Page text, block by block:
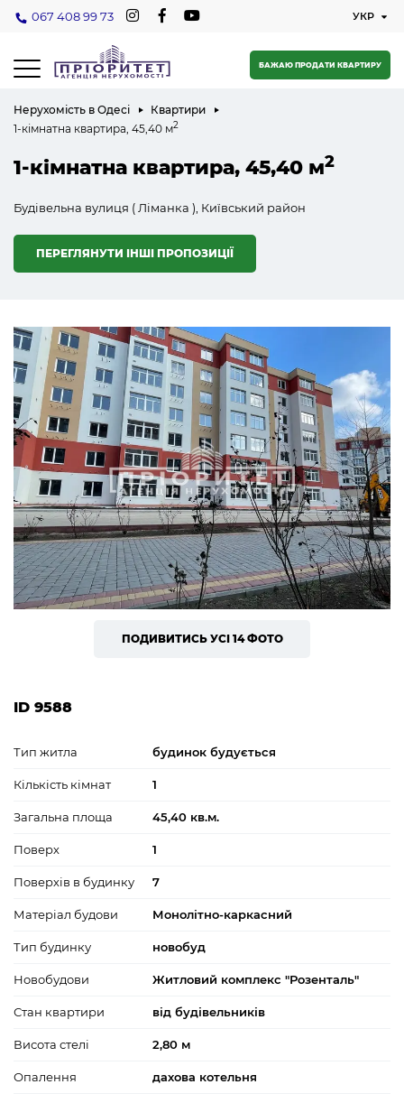
067 408 99 73
БАЖАЮ ПРОДАТИ КВАРТИРУ
Нерухомість в Одесі
Квартири
1-кімнатна квартира, 45,40 м2
1-кімнатна квартира, 45,40 м2
Будівельна вулиця ( Ліманка ), Київський район
ПЕРЕГЛЯНУТИ ІНШІ ПРОПОЗИЦІЇ
ПОДИВИТИСЬ УСІ 14 ФОТО
ID 9588
Тип житла будинок будується
Кількість кімнат 1
Загальна площа 45,40 кв.м.
Поверх 1
Поверхів в будинку 7
Матеріал будови Монолітно-каркасний
Тип будинку новобуд
Новобудови Житловий комплекс "Розенталь"
Стан квартири від будівельників
Висота стелі 2,80 м
Опалення дахова котельня